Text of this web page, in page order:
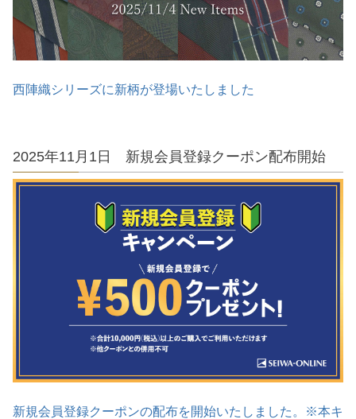
西陣織シリーズに新柄が登場いたしました
2025年11月1日 新規会員登録クーポン配布開始
新規会員登録クーポンの配布を開始いたしました。※本キ